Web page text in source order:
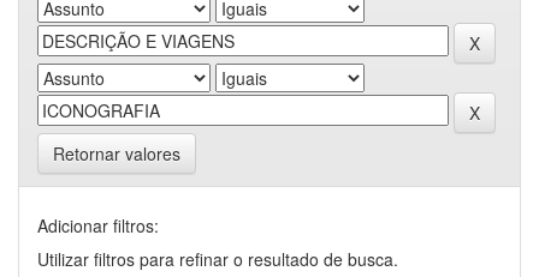
Retornar valores
Adicionar filtros:
Utilizar filtros para refinar o resultado de busca.